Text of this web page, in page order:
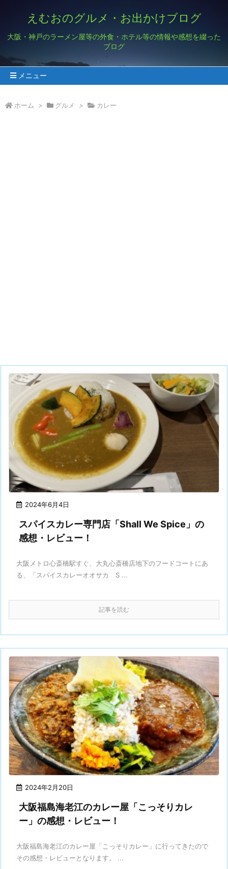
えむおのグルメ・お出かけブログ
大阪・神戸のラーメン屋等の外食・ホテル等の情報や感想を綴った
ブログ
メニュー
ホーム > グルメ > カレー
2024年6月4日
スパイスカレー専門店「Shall We Spice」の
感想・レビュー！
大阪メトロ心斎橋駅すぐ、大丸心斎橋店地下のフードコートにあ
る、「スパイスカレーオオサカ S ...
記事を読む
2024年2月20日
大阪福島海老江のカレー屋「こっそりカレ
ー」の感想・レビュー！
大阪福島海老江のカレー屋「こっそりカレー」に行ってきたので
その感想・レビューとなります。 ...